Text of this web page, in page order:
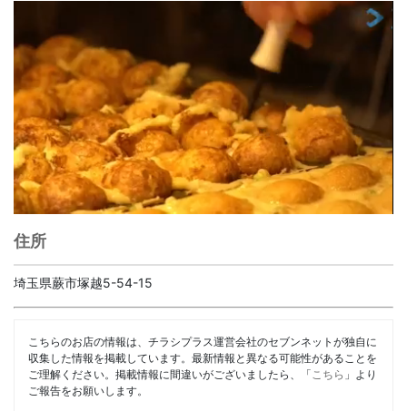
住所
埼玉県蕨市塚越5-54-15
こちらのお店の情報は、チラシプラス運営会社のセブンネットが独自に
収集した情報を掲載しています。最新情報と異なる可能性があることを
ご理解ください。掲載情報に間違いがございましたら、「 こちら 」より
ご報告をお願いします。